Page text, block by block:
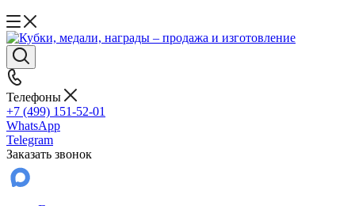
Телефоны
+7 (499) 151-52-01
WhatsApp
Telegram
Заказать звонок